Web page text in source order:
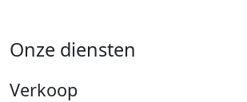
Onze diensten
Verkoop